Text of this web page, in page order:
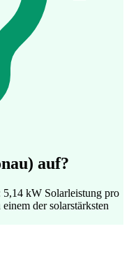
auf?
kW Solarleistung pro
der solarstärksten